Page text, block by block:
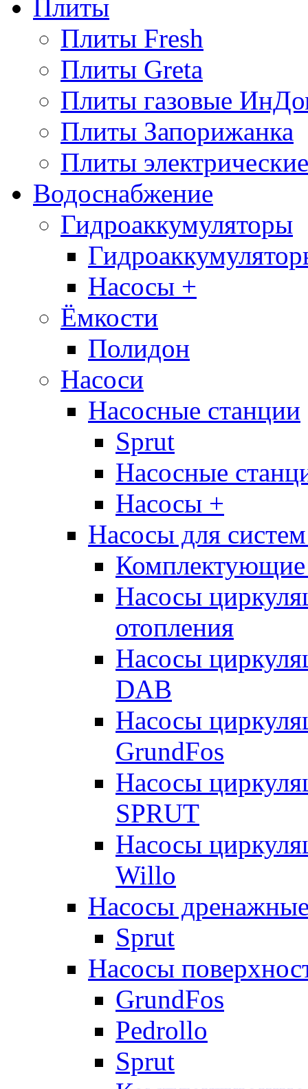
Плиты
Плиты Fresh
Плиты Greta
Плиты газовые
Плиты Запорижанка
Плиты
Водоснабжение
Гидроаккумуляторы
Насосы +
Ёмкости
Полидон
Насоси
Насосные станции
Sprut
Насосные
Насосы +
Насосы для
Комплектующие
Насосы
отопления
Насосы
DAB
Насосы
GrundFos
Насосы
SPRUT
Насосы
Willo
Насосы
Sprut
Насосы
GrundFos
Pedrollo
Sprut